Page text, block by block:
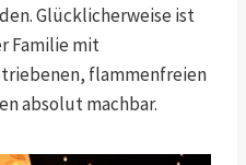
Glücklicherweise ist
Familie mit
flammenfreien
absolut machbar.